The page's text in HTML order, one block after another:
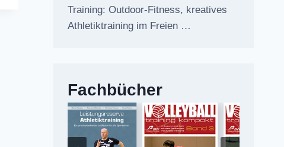
Training: Outdoor-Fitness, kreatives
Athletiktraining im Freien …
Fachbücher